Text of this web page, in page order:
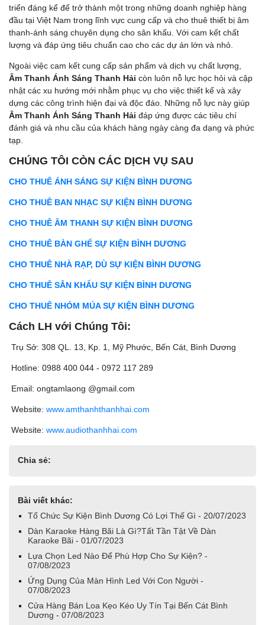
triển đáng kể để trở thành một trong những doanh nghiệp hàng
đầu tại Việt Nam trong lĩnh vực cung cấp và cho thuê thiết bị âm
thanh-ánh sáng chuyên dụng cho sân khấu. Với cam kết chất
lượng và đáp ứng tiêu chuẩn cao cho các dự án lớn và nhỏ.
Ngoài việc cam kết cung cấp sản phẩm và dịch vụ chất lượng,
Âm Thanh Ánh Sáng Thanh Hải còn luôn nỗ lực học hỏi và cập
nhật các xu hướng mới nhằm phục vụ cho việc thiết kế và xây
dựng các công trình hiện đại và độc đáo. Những nỗ lực này giúp
Âm Thanh Ánh Sáng Thanh Hải đáp ứng được các tiêu chí
đánh giá và nhu cầu của khách hàng ngày càng đa dạng và phức
tạp.
CHÚNG TÔI CÒN CÁC DỊCH VỤ SAU
CHO THUÊ ÁNH SÁNG SỰ KIỆN BÌNH DƯƠNG
CHO THUÊ BAN NHẠC SỰ KIỆN BÌNH DƯƠNG
CHO THUÊ ÂM THANH SỰ KIỆN BÌNH DƯƠNG
CHO THUÊ BÀN GHẾ SỰ KIỆN BÌNH DƯƠNG
CHO THUÊ NHÀ RẠP, DÙ SỰ KIỆN BÌNH DƯƠNG
CHO THUÊ SÂN KHẤU SỰ KIỆN BÌNH DƯƠNG
CHO THUÊ NHÓM MÚA SỰ KIỆN BÌNH DƯƠNG
Cách LH với Chúng Tôi:
Trụ Sở: 308 QL. 13, Kp. 1, Mỹ Phước, Bến Cát, Bình Dương
Hotline: 0988 400 044 - 0972 117 289
Email: ongtamlaong @gmail.com
Website: www.amthanhthanhhai.com
Website: www.audiothanhhai.com
Chia sẻ:
Bài viết khác:
Tổ Chức Sự Kiện Bình Dương Có Lợi Thế Gì - 20/07/2023
Dàn Karaoke Hàng Bãi Là Gì?Tất Tần Tật Về Dàn
Karaoke Bãi - 01/07/2023
Lựa Chọn Led Nào Để Phù Hợp Cho Sự Kiện? -
07/08/2023
Ứng Dụng Của Màn Hình Led Với Con Người -
07/08/2023
Cửa Hàng Bán Loa Kẹo Kéo Uy Tín Tại Bến Cát Bình
Dương - 07/08/2023